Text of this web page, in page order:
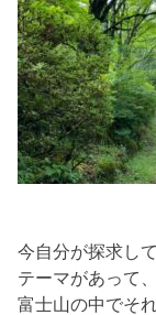
今自分が探求し
テーマがあって、
富士山の中でそ